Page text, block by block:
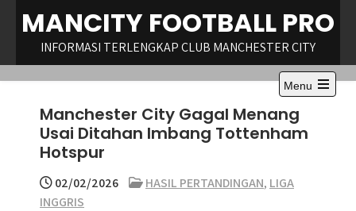
content
MANCITY FOOTBALL PRO
INFORMASI TERLENGKAP CLUB MANCHESTER CITY
Menu
Open
menu
Manchester City Gagal Menang
Usai Ditahan Imbang Tottenham
Hotspur
02/02/2026 HASIL PERTANDINGAN, LIGA
INGGRIS